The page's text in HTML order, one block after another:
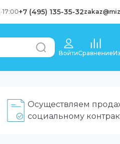
-17:00+7 (495) 135-35-32
ВойтиСравнение
Осуществляем
социальному